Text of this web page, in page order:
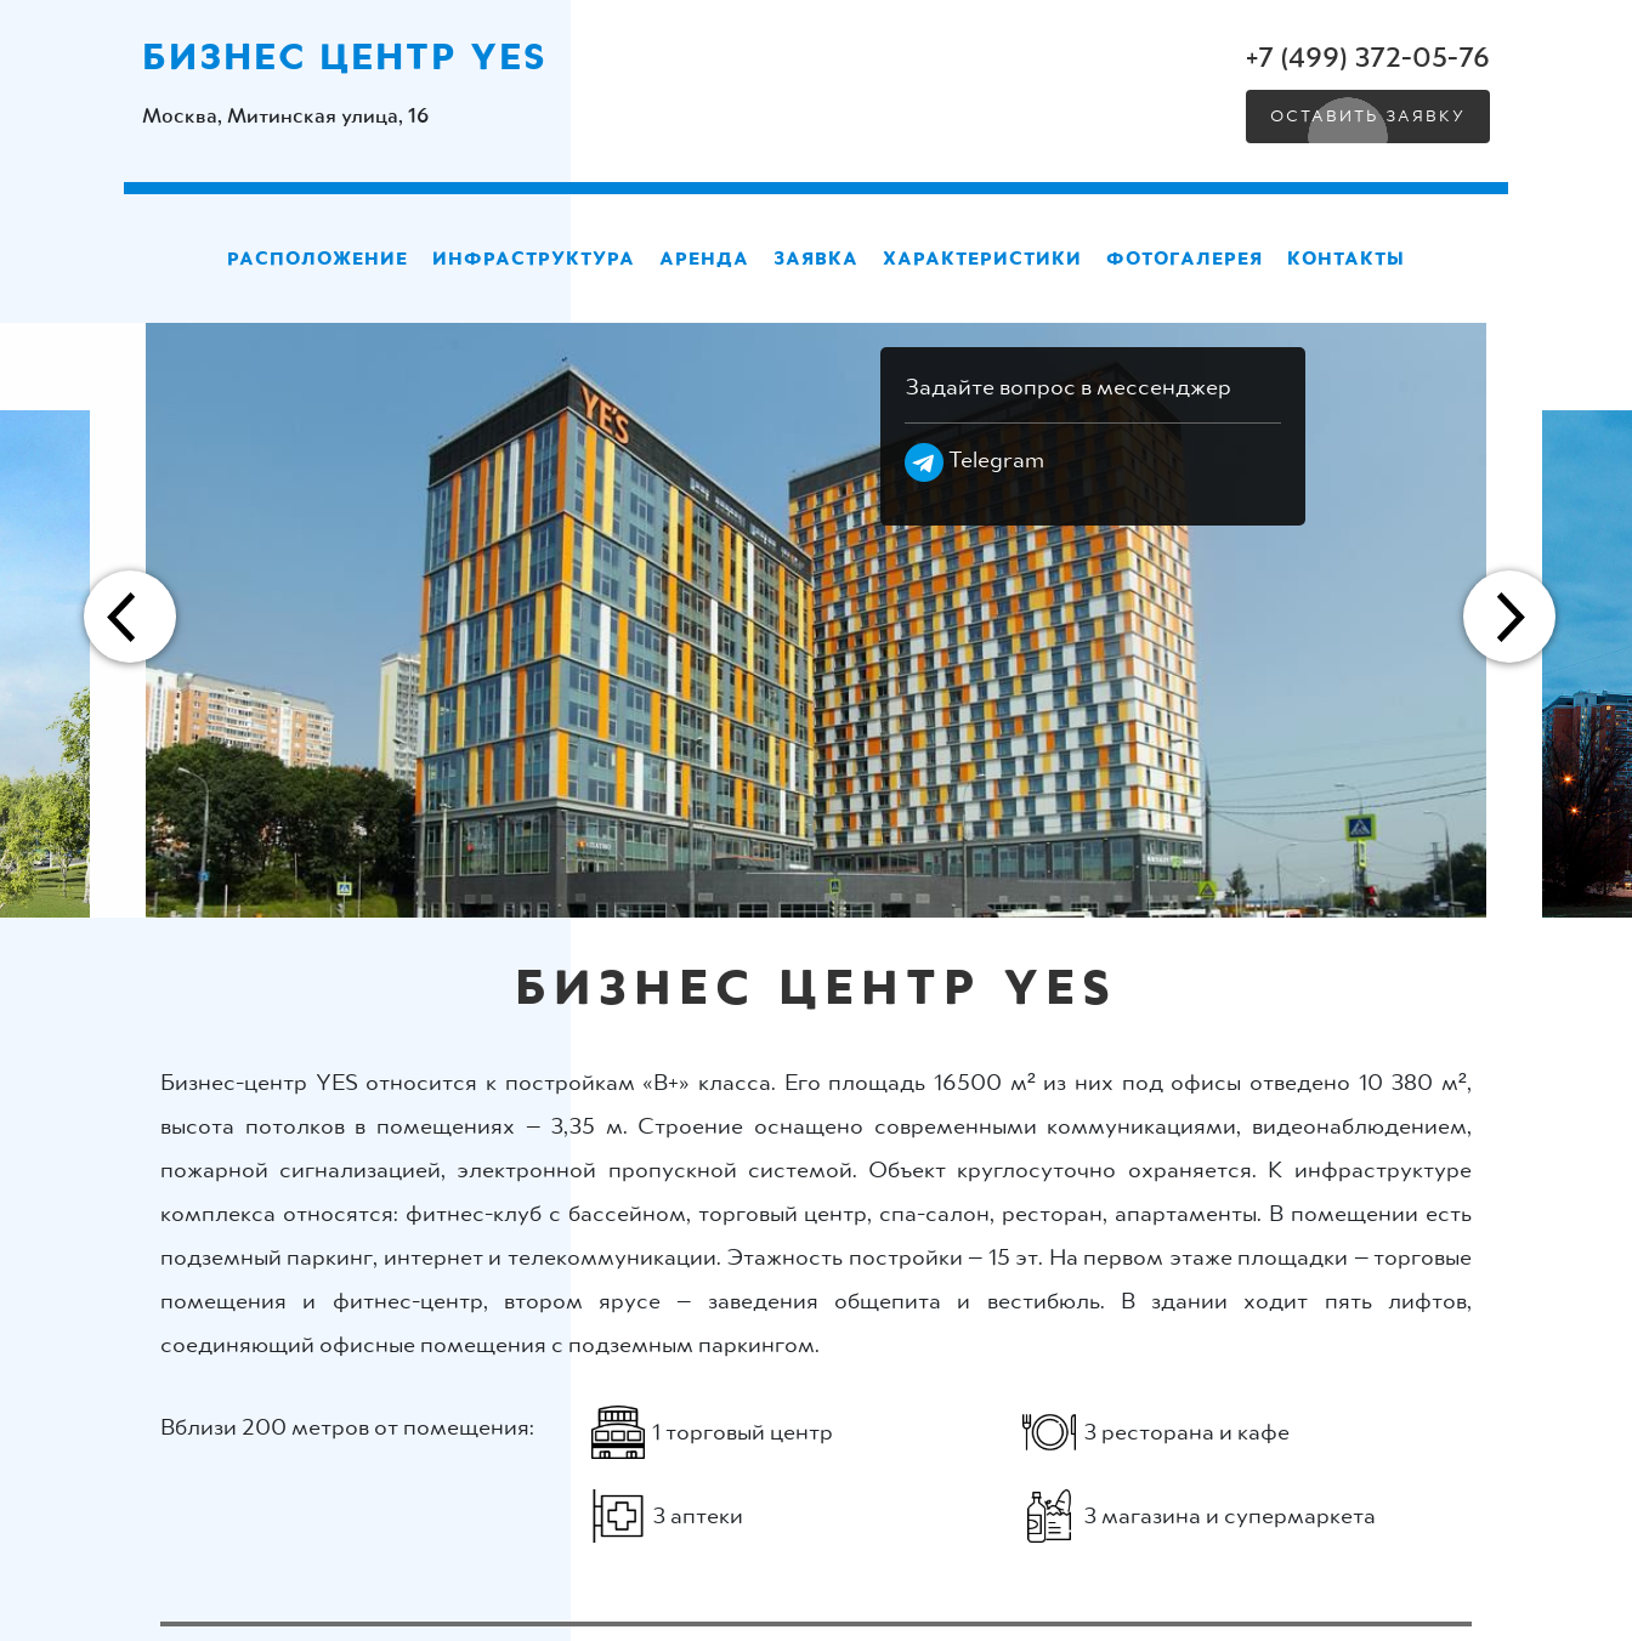
БИЗНЕС ЦЕНТР YES
Москва, Митинская улица, 16
+7 (499) 372-05-76
ОСТАВИТЬ ЗАЯВКУ
РАСПОЛОЖЕНИЕ ИНФРАСТРУКТУРА АРЕНДА ЗАЯВКА ХАРАКТЕРИСТИКИ ФОТОГАЛЕРЕЯ КОНТАКТЫ
Задайте вопрос в мессенджер
Telegram
БИЗНЕС ЦЕНТР YES
Бизнес-центр YES относится к постройкам «В+» класса. Его площадь 16500 м² из них под офисы отведено 10 380 м²,
высота потолков в помещениях — 3,35 м. Строение оснащено современными коммуникациями, видеонаблюдением,
пожарной сигнализацией, электронной пропускной системой. Объект круглосуточно охраняется. К инфраструктуре
комплекса относятся: фитнес-клуб с бассейном, торговый центр, спа-салон, ресторан, апартаменты. В помещении есть
подземный паркинг, интернет и телекоммуникации. Этажность постройки — 15 эт. На первом этаже площадки — торговые
помещения и фитнес-центр, втором ярусе — заведения общепита и вестибюль. В здании ходит пять лифтов,
соединяющий офисные помещения с подземным паркингом.
Вблизи 200 метров от помещения: 1 торговый центр 3 ресторана и кафе
3 аптеки 3 магазина и супермаркета